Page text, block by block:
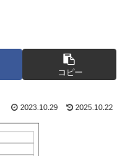
コピー
2023.10.29 2025.10.22